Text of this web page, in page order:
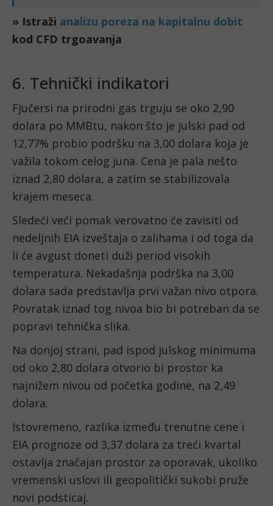
» Istraži analizu poreza na kapitalnu dobit
kod CFD trgoavanja
6. Tehnički indikatori
Fjučersi na prirodni gas trguju se oko 2,90
dolara po MMBtu, nakon što je julski pad od
12,77% probio podršku na 3,00 dolara koja je
važila tokom celog juna. Cena je pala nešto
iznad 2,80 dolara, a zatim se stabilizovala
krajem meseca.
Sledeći veći pomak verovatno će zavisiti od
nedeljnih EIA izveštaja o zalihama i od toga da
li će avgust doneti duži period visokih
temperatura. Nekadašnja podrška na 3,00
dolara sada predstavlja prvi važan nivo otpora.
Povratak iznad tog nivoa bio bi potreban da se
popravi tehnička slika.
Na donjoj strani, pad ispod julskog minimuma
od oko 2,80 dolara otvorio bi prostor ka
najnižem nivou od početka godine, na 2,49
dolara.
Istovremeno, razlika između trenutne cene i
EIA prognoze od 3,37 dolara za treći kvartal
ostavlja značajan prostor za oporavak, ukoliko
vremenski uslovi ili geopolitički sukobi pruže
novi podsticaj.